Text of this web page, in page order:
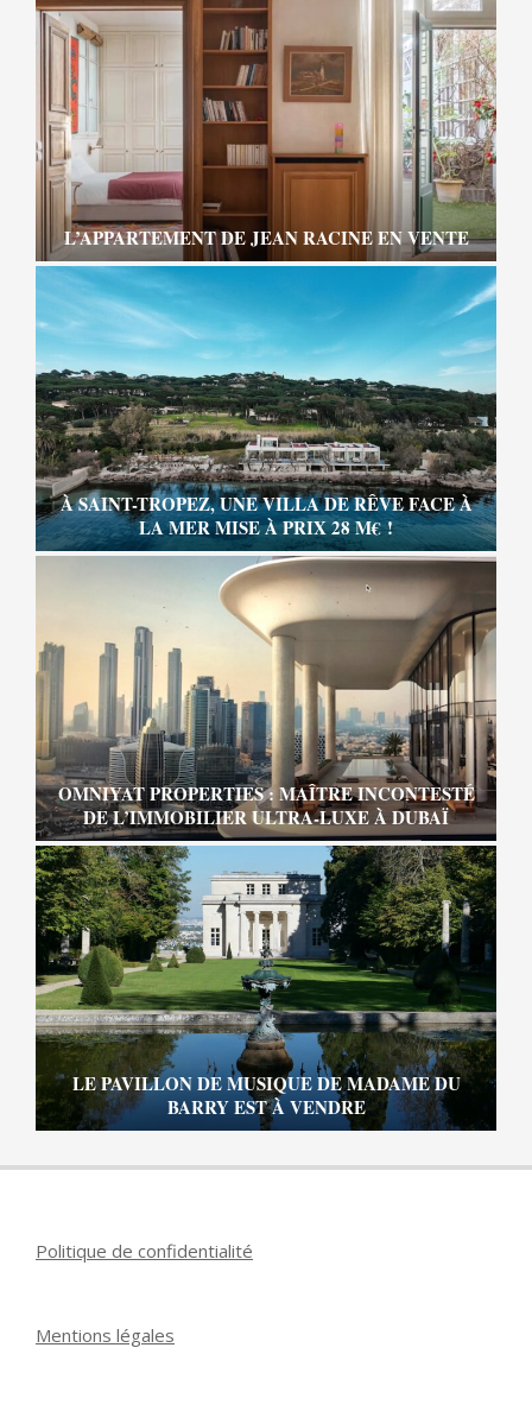
L’APPARTEMENT DE JEAN RACINE EN VENTE
À SAINT-TROPEZ, UNE VILLA DE RÊVE FACE À
LA MER MISE À PRIX 28 M€ !
OMNIYAT PROPERTIES : MAÎTRE INCONTESTÉ
DE L’IMMOBILIER ULTRA-LUXE À DUBAÏ
LE PAVILLON DE MUSIQUE DE MADAME DU
BARRY EST À VENDRE
Politique de confidentialité
Mentions légales